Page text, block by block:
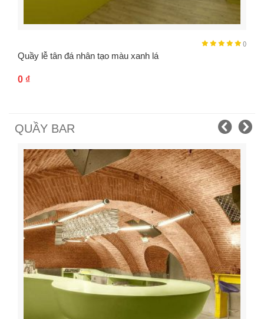
()
Quầy lễ tân đá nhân tạo màu xanh lá
0 ₫
QUẦY BAR